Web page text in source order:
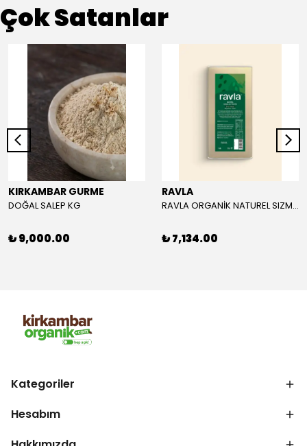
Çok Satanlar
KIRKAMBAR GURME
DOĞAL SALEP KG
₺ 9,000.00
RAVLA
RAVLA ORGANİK NATUREL SIZMA ZEYTİNYAĞI 5L
₺ 7,134.00
Kategoriler
Hesabım